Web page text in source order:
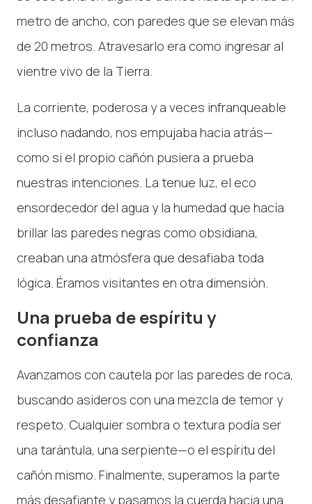
metro de ancho, con paredes que se elevan más
de 20 metros. Atravesarlo era como ingresar al
vientre vivo de la Tierra.
La corriente, poderosa y a veces infranqueable
incluso nadando, nos empujaba hacia atrás—
como si el propio cañón pusiera a prueba
nuestras intenciones. La tenue luz, el eco
ensordecedor del agua y la humedad que hacía
brillar las paredes negras como obsidiana,
creaban una atmósfera que desafiaba toda
lógica. Éramos visitantes en otra dimensión.
Una prueba de espíritu y
confianza
Avanzamos con cautela por las paredes de roca,
buscando asideros con una mezcla de temor y
respeto. Cualquier sombra o textura podía ser
una tarántula, una serpiente—o el espíritu del
cañón mismo. Finalmente, superamos la parte
más desafiante y pasamos la cuerda hacia una